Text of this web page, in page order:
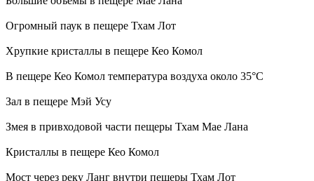
Огромный паук в пещере Тхам Лот
Хрупкие кристаллы в пещере Кео Комол
В пещере Кео Комол температура воздуха около 35°С
Зал в пещере Мэй Усу
Змея в привходовой части пещеры Тхам Мае Лана
Кристаллы в пещере Кео Комол
Мост через реку Ланг внутри пещеры Тхам Лот